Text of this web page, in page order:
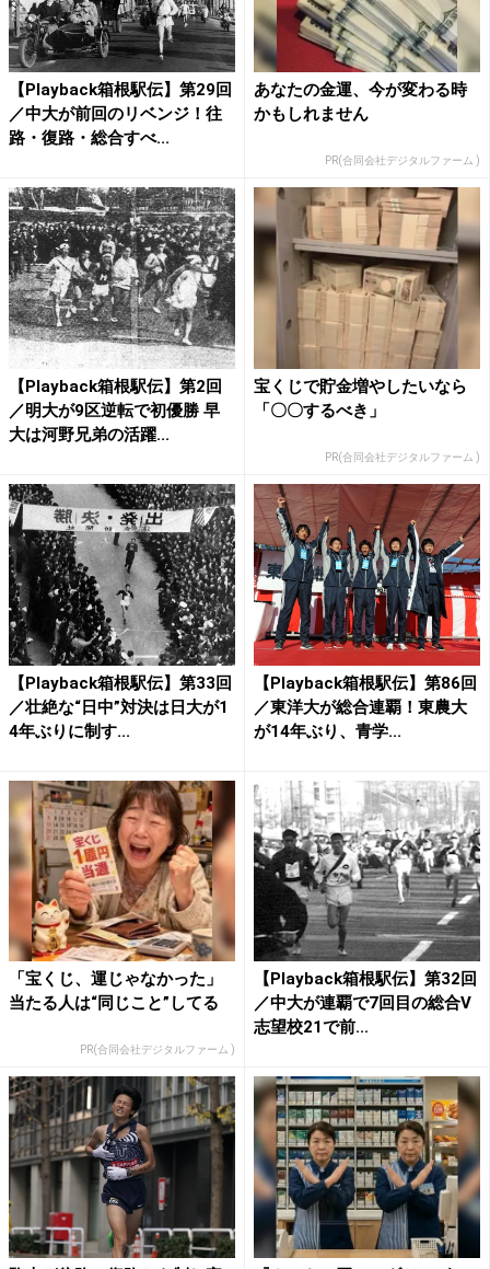
【Playback箱根駅伝】第29回
／中大が前回のリベンジ！往
路・復路・総合すべ...
あなたの金運、今が変わる時
かもしれません
PR(合同会社デジタルファーム )
【Playback箱根駅伝】第2回
／明大が9区逆転で初優勝 早
大は河野兄弟の活躍...
宝くじで貯金増やしたいなら
「〇〇するべき」
PR(合同会社デジタルファーム )
【Playback箱根駅伝】第33回
／壮絶な“日中”対決は日大が1
4年ぶりに制す...
【Playback箱根駅伝】第86回
／東洋大が総合連覇！東農大
が14年ぶり、青学...
「宝くじ、運じゃなかった」
当たる人は“同じこと”してる
PR(合同会社デジタルファーム )
【Playback箱根駅伝】第32回
／中大が連覇で7回目の総合V
志望校21で前...